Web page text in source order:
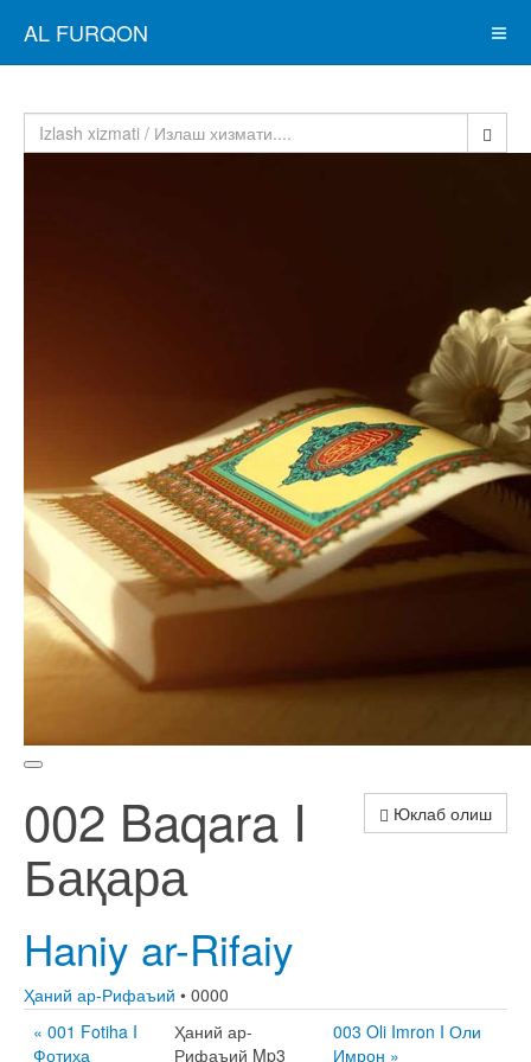
AL FURQON
Юклаб олиш
002 Baqara I
Бақара
Haniy ar-Rifaiy
Ҳаний ар-Рифаъий • 0000
« 001 Fotiha I
Фотиҳа
Ҳаний ар-
Рифаъий Mp3
003 Oli Imron I Оли
Имрон »